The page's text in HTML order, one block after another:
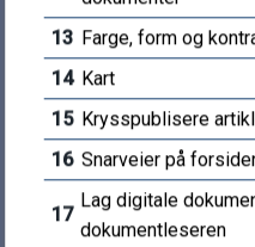
m
e
Kommunenummer: 4020
Org.nummer: 920 297 293
Driftskontonr:
ÅPNINGSTIDER
Sentralbord: 10.00 - 14.00
13 Farge, form og
14 Kart
15 Krysspublisere
16 Snarveier på
17
Lag digitale
dokumentleseren